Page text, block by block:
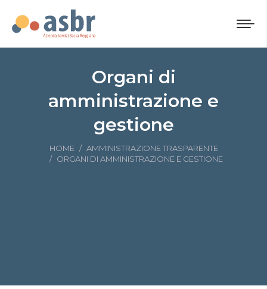
Organi di
amministrazione e
gestione
Tu sei qui:
HOME
AMMINISTRAZIONE TRASPARENTE
ORGANI DI AMMINISTRAZIONE E GESTIONE